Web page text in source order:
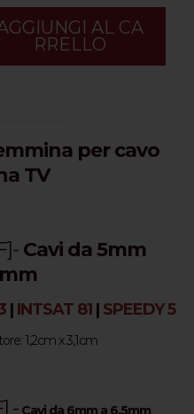
AL CA
RRELLO
per cavo
TV
- Cavi da 5mm
| INTSAT 81 | SPEEDY 5
1,2cm x 3,1cm
] - Cavi da 6mm a 6,5mm